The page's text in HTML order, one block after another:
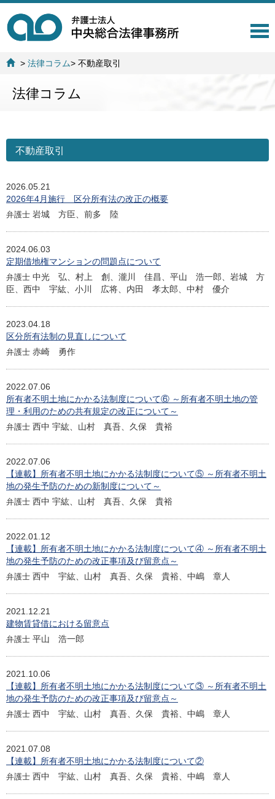
T
i
a
>法律コラム>不動産取引
法律コラム
不動産取引
2026.05.21
2026年4月施行 区分所有法の改正の概要
弁護士 岩城 方臣、前多 陸
2024.06.03
定期借地権マンションの問題点について
弁護士 中光 弘、村上 創、瀧川 佳昌、平山 浩一郎、岩城 方
臣、西中 宇紘、小川 広将、内田 孝太郎、中村 優介
2023.04.18
区分所有法制の見直しについて
弁護士 赤崎 勇作
2022.07.06
所有者不明土地にかかる法制度について⑥ ～所有者不明土地の管
理・利用のための共有規定の改正について～
弁護士 西中 宇紘、山村 真吾、久保 貴裕
2022.07.06
【連載】所有者不明土地にかかる法制度について⑤ ～所有者不明土
地の発生予防のための新制度について～
弁護士 西中 宇紘、山村 真吾、久保 貴裕
2022.01.12
【連載】所有者不明土地にかかる法制度について④ ～所有者不明土
地の発生予防のための改正事項及び留意点～
弁護士 西中 宇紘、山村 真吾、久保 貴裕、中嶋 章人
2021.12.21
建物賃貸借における留意点
弁護士 平山 浩一郎
2021.10.06
【連載】所有者不明土地にかかる法制度について③ ～所有者不明土
地の発生予防のための改正事項及び留意点～
弁護士 西中 宇紘、山村 真吾、久保 貴裕、中嶋 章人
2021.07.08
【連載】所有者不明土地にかかる法制度について②
弁護士 西中 宇紘、山村 真吾、久保 貴裕、中嶋 章人